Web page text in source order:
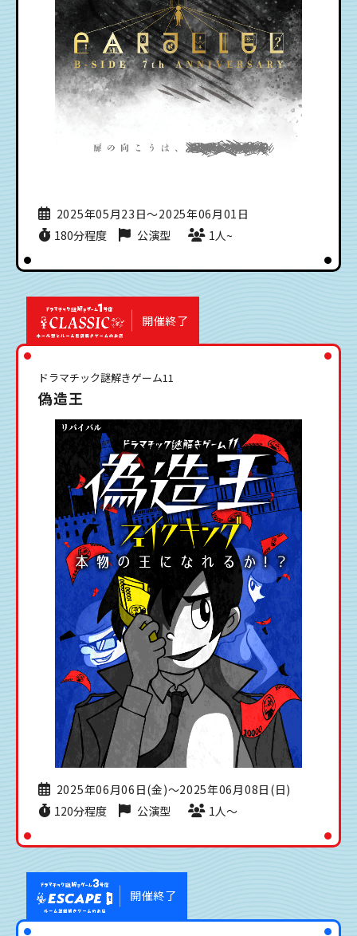
2025年05月23日〜2025年06月01日
180分程度
公演型 1人~
開催終了
ドラマチック謎解きゲーム11
偽造王
2025年06月06日(金)〜2025年06月08日(日)
120分程度
公演型 1人〜
開催終了